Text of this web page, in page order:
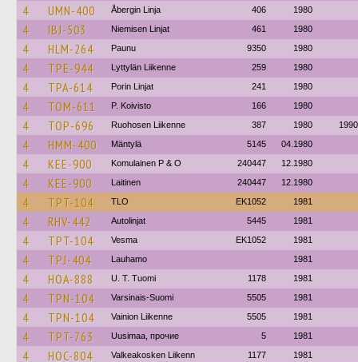
4 UMN-400 Åbergin Linja 406 1980
4 IBJ-503 Niemisen Linjat 461 1980
4 HLM-264 Paunu 9350 1980
4 TPE-944 Lyttylän Liikenne 259 1980
4 TPA-614 Porin Linjat 241 1980
4 TOM-611 P. Koivisto 166 1980
4 TOP-696 Ruohosen Liikenne 387 1980 1990
4 HMM-400 Mäntylä 5145 04.1980
4 KEE-900 Komulainen P & O 240447 12.1980
4 KEE-900 Laitinen 240447 12.1980
4 TPT-104 TLO EK1052 1981
4 RHV-442 Autolinjat 5445 1981
4 TPT-104 Vesma EK1052 1981
4 TPJ-404 Lauhamo 1981
4 HOA-888 U. T. Tuomi 1178 1981
4 TPN-104 Varsinais-Suomi 5505 1981
4 TPN-104 Vainion Liikenne 5505 1981
4 TPT-763 Uusimaa, прочие 5 1981
4 HOC-804 Valkeakosken Liikenn 1177 1981